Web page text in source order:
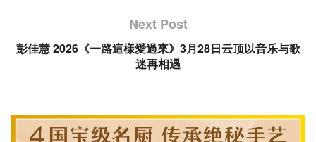
Next Post
彭佳慧 2026《一路這樣愛過來》3月28日云顶以音乐与歌
迷再相遇